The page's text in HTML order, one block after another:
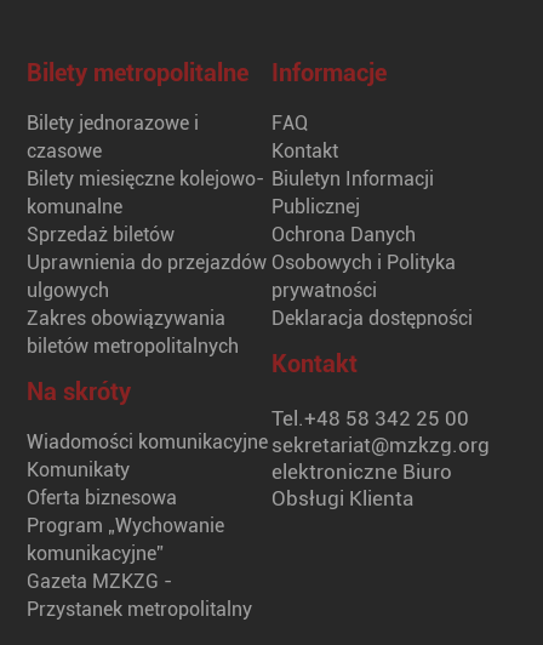
Bilety metropolitalne
Bilety jednorazowe i
czasowe
Bilety miesięczne kolejowo-
komunalne
Sprzedaż biletów
Uprawnienia do przejazdów
ulgowych
Zakres obowiązywania
biletów metropolitalnych
Na skróty
Wiadomości komunikacyjne
Komunikaty
Oferta biznesowa
Program „Wychowanie
komunikacyjne”
Gazeta MZKZG -
Przystanek metropolitalny
Informacje
FAQ
Kontakt
Biuletyn Informacji
Publicznej
Ochrona Danych
Osobowych i Polityka
prywatności
Deklaracja dostępności
Kontakt
Tel.+48 58 342 25 00
sekretariat@mzkzg.org
elektroniczne Biuro
Obsługi Klienta